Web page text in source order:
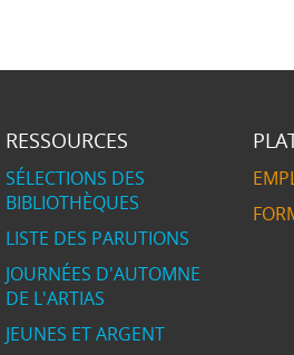
RESSOURCES
SÉLECTIONS DES
BIBLIOTHÈQUES
LISTE DES PARUTIONS
JOURNÉES D'AUTOMNE
DE L'ARTIAS
JEUNES ET ARGENT